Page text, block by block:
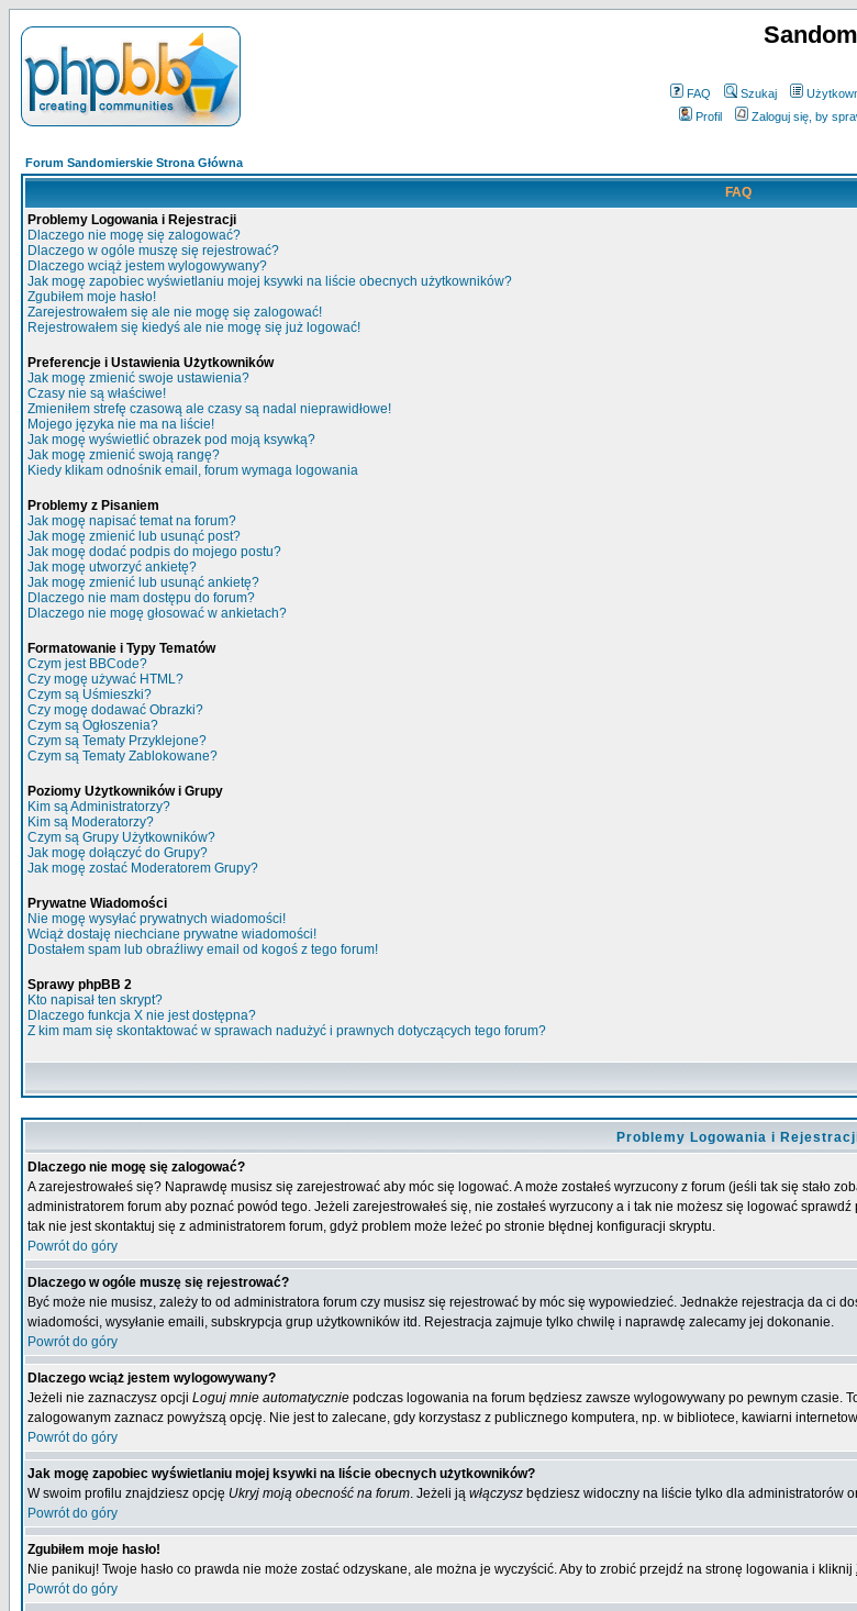
FAQ Szukaj
Profil
Zaloguj się, by
Forum Sandomierskie Strona Główna
FAQ
Problemy Logowania i Rejestracji
Dlaczego nie mogę się zalogować?
Dlaczego w ogóle muszę się rejestrować?
Dlaczego wciąż jestem wylogowywany?
Jak mogę zapobiec wyświetlaniu mojej ksywki na liście obecnych użytkowników?
Zgubiłem moje hasło!
Zarejestrowałem się ale nie mogę się zalogować!
Rejestrowałem się kiedyś ale nie mogę się już logować!
Preferencje i Ustawienia Użytkowników
Jak mogę zmienić swoje ustawienia?
Czasy nie są właściwe!
Zmieniłem strefę czasową ale czasy są nadal nieprawidłowe!
Mojego języka nie ma na liście!
Jak mogę wyświetlić obrazek pod moją ksywką?
Jak mogę zmienić swoją rangę?
Kiedy klikam odnośnik email, forum wymaga logowania
Problemy z Pisaniem
Jak mogę napisać temat na forum?
Jak mogę zmienić lub usunąć post?
Jak mogę dodać podpis do mojego postu?
Jak mogę utworzyć ankietę?
Jak mogę zmienić lub usunąć ankietę?
Dlaczego nie mam dostępu do forum?
Dlaczego nie mogę głosować w ankietach?
Formatowanie i Typy Tematów
Czym jest BBCode?
Czy mogę używać HTML?
Czym są Uśmieszki?
Czy mogę dodawać Obrazki?
Czym są Ogłoszenia?
Czym są Tematy Przyklejone?
Czym są Tematy Zablokowane?
Poziomy Użytkowników i Grupy
Kim są Administratorzy?
Kim są Moderatorzy?
Czym są Grupy Użytkowników?
Jak mogę dołączyć do Grupy?
Jak mogę zostać Moderatorem Grupy?
Prywatne Wiadomości
Nie mogę wysyłać prywatnych wiadomości!
Wciąż dostaję niechciane prywatne wiadomości!
Dostałem spam lub obraźliwy email od kogoś z tego forum!
Sprawy phpBB 2
Kto napisał ten skrypt?
Dlaczego funkcja X nie jest dostępna?
Z kim mam się skontaktować w sprawach nadużyć i prawnych dotyczących tego forum?
Problemy Logowania i
Dlaczego nie mogę się zalogować?
A zarejestrowałeś się? Naprawdę musisz się zarejestrować aby móc się logować. A może zostałeś wyrzucony z forum (jeśli tak się stało
administratorem forum aby poznać powód tego. Jeżeli zarejestrowałeś się, nie zostałeś wyrzucony a i tak nie możesz się logować
tak nie jest skontaktuj się z administratorem forum, gdyż problem może leżeć po stronie błędnej konfiguracji skryptu.
Powrót do góry
Dlaczego w ogóle muszę się rejestrować?
Być może nie musisz, zależy to od administratora forum czy musisz się rejestrować by móc się wypowiedzieć. Jednakże rejestracja da ci
wiadomości, wysyłanie emaili, subskrypcja grup użytkowników itd. Rejestracja zajmuje tylko chwilę i naprawdę zalecamy jej dokonanie.
Powrót do góry
Dlaczego wciąż jestem wylogowywany?
Jeżeli nie zaznaczysz opcji Loguj mnie automatycznie podczas logowania na forum będziesz zawsze wylogowywany po pewnym czasie.
zalogowanym zaznacz powyższą opcję. Nie jest to zalecane, gdy korzystasz z publicznego komputera, np. w bibliotece, kawiarni
Powrót do góry
Jak mogę zapobiec wyświetlaniu mojej ksywki na liście obecnych użytkowników?
W swoim profilu znajdziesz opcję Ukryj moją obecność na forum. Jeżeli ją włączysz będziesz widoczny na liście tylko dla administratorów
Powrót do góry
Zgubiłem moje hasło!
Nie panikuj! Twoje hasło co prawda nie może zostać odzyskane, ale można je wyczyścić. Aby to zrobić przejdź na stronę logowania i kliknij
Powrót do góry